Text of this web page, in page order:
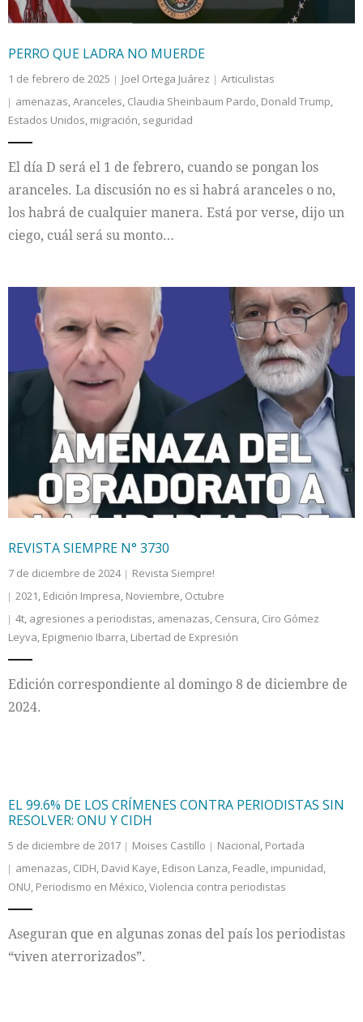
PERRO QUE LADRA NO MUERDE
1 de febrero de 2025 Joel Ortega Juárez
Articulistas
amenazas,Aranceles, Claudia Sheinbaum Pardo, Donald Trump,
Estados Unidos, migración, seguridad
El día D será el 1 de febrero, cuando se pongan los
aranceles. La discusión no es si habrá aranceles o no,
los habrá de cualquier manera. Está por verse, dijo un
ciego, cuál será su monto…
REVISTA SIEMPRE N° 3730
7 de diciembre de 2024
Revista Siempre!
2021, Edición Impresa, Noviembre, Octubre
4t, agresiones a periodistas, amenazas, Censura, Ciro Gómez
Leyva, Epigmenio Ibarra, Libertad de Expresión
Edición correspondiente al domingo 8 de diciembre de
2024.
EL 99.6% DE LOS CRÍMENES CONTRA PERIODISTAS SIN
RESOLVER: ONU Y CIDH
5 de diciembre de 2017 Moises Castillo Nacional, Portada
amenazas, CIDH, David Kaye, Edison Lanza, Feadle, impunidad,
ONU, Periodismo en México,Violencia contra periodistas
Aseguran que en algunas zonas del país los periodistas
“viven aterrorizados”.